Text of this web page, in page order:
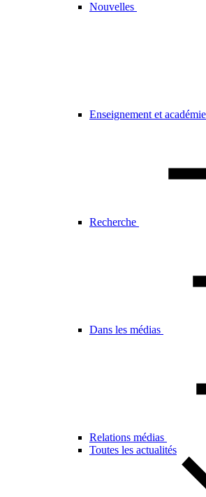
Nouvelles
Enseignement et académie
Recherche
Dans les médias
Relations médias
Toutes les actualités